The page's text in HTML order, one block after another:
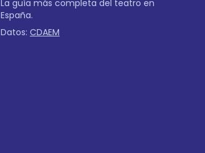
La guía más completa del teatro en
España.
Datos: CDAEM